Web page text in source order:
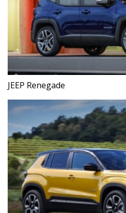
JEEP Renegade